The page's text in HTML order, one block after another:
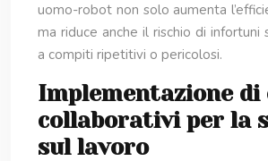
uomo-robot non solo aumenta
ma riduce anche il rischio di infortuni
a compiti ripetitivi o pericolosi.
Implementazione di
collaborativi per la
sul lavoro